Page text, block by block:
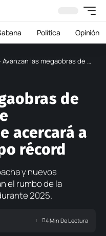
Política Opinión
Avanzan las megaobras de movilidad donde Cundinamarca se acercará a Bogotá en tiempo récord
de
acercará a
récord
y nuevos
el rumbo de la
2025.
4 Min De Lectura